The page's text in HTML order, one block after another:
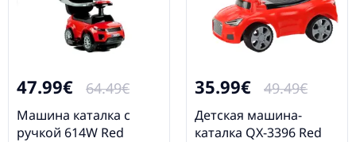
47.99€ 64.49€
Машина каталка с
ручкой 614W Red
35.99€ 49.49€
Детская машина-
каталка QX-3396 Red